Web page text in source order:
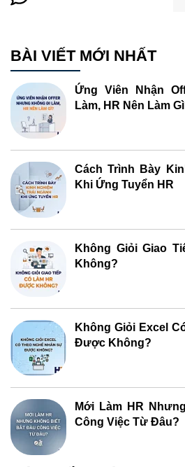
BÀI VIẾT MỚI NHẤT
Ứng Viên Nhận
Làm, HR Nên Làm
Cách Trình Bày
Khi Ứng Tuyển HR
Không Giỏi Giao
Không?
Không Giỏi Excel
Được Không?
Mới Làm HR
Công Việc Từ Đâu?